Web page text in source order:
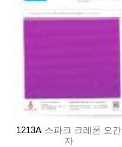
1213A 스파크 크레폰 오간
자